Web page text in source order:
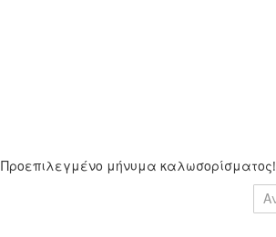
Προεπιλεγμένο μήνυμα καλωσορίσματος!